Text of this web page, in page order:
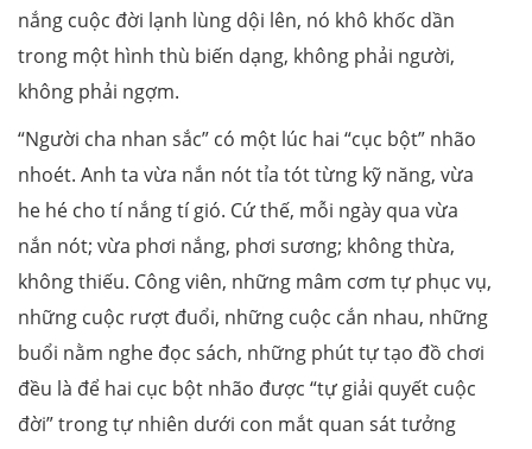
nắng cuộc đời lạnh lùng dội lên, nó khô khốc dần
trong một hình thù biến dạng, không phải người,
không phải ngợm.
“Người cha nhan sắc” có một lúc hai “cục bột” nhão
nhoét. Anh ta vừa nắn nót tỉa tót từng kỹ năng, vừa
he hé cho tí nắng tí gió. Cứ thế, mỗi ngày qua vừa
nắn nót; vừa phơi nắng, phơi sương; không thừa,
không thiếu. Công viên, những mâm cơm tự phục vụ,
những cuộc rượt đuổi, những cuộc cắn nhau, những
buổi nằm nghe đọc sách, những phút tự tạo đồ chơi
đều là để hai cục bột nhão được “tự giải quyết cuộc
đời” trong tự nhiên dưới con mắt quan sát tưởng